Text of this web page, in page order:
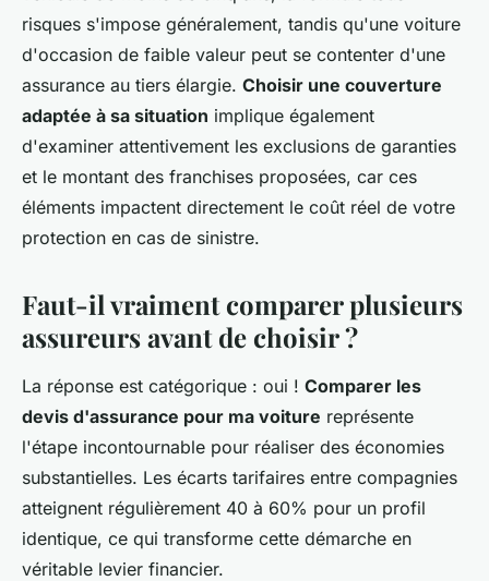
risques s'impose généralement, tandis qu'une voiture
d'occasion de faible valeur peut se contenter d'une
assurance au tiers élargie. Choisir une couverture
adaptée à sa situation implique également
d'examiner attentivement les exclusions de garanties
et le montant des franchises proposées, car ces
éléments impactent directement le coût réel de votre
protection en cas de sinistre.
Faut-il vraiment comparer plusieurs
assureurs avant de choisir ?
La réponse est catégorique : oui ! Comparer les
devis d'assurance pour ma voiture représente
l'étape incontournable pour réaliser des économies
substantielles. Les écarts tarifaires entre compagnies
atteignent régulièrement 40 à 60% pour un profil
identique, ce qui transforme cette démarche en
véritable levier financier.